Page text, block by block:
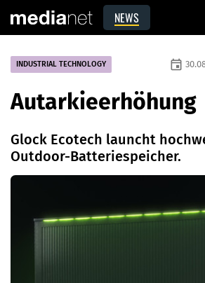
NEWS
INDUSTRIAL TECHNOLOGY event
Autarkieerhöhung
Glock Ecotech launcht
Outdoor-Batteriespeicher.